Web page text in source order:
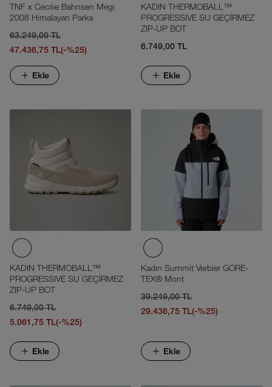
TNF x Cecılıe Bahnsen Megı
2008 Himalayan Parka
63.249,00 TL
47.436,75 TL(-%25)
Ekle
KADIN THERMOBALL™
PROGRESSIVE SU GEÇİRMEZ
ZIP-UP BOT
6.749,00 TL
Ekle
KADIN THERMOBALL™
PROGRESSIVE SU GEÇİRMEZ
ZIP-UP BOT
6.749,00 TL
5.061,75 TL(-%25)
Ekle
Kadın Summit Verbier GORE-
TEX® Mont
39.249,00 TL
29.436,75 TL(-%25)
Ekle